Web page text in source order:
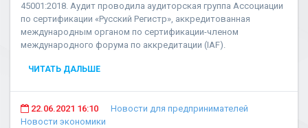
45001:2018. Аудит проводила аудиторская группа Ассоциации
по сертификации «Русский Регистр», аккредитованная
международным органом по сертификации-членом
международного форума по аккредитации (IAF).
ЧИТАТЬ ДАЛЬШЕ
22.06.2021 16:10
Новости для предпринимателей
Новости экономики